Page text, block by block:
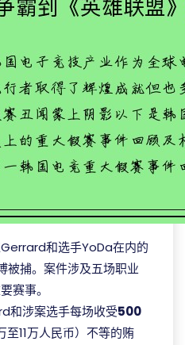
和选手YoDa在内的
被捕。案件涉及五场职业
赛事。
和涉案选手每场收受500
至11万人民币）不等的贿